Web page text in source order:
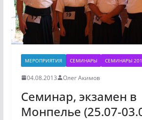
МЕРОПРИЯТИЯ СЕМИНАРЫ СЕМИНАРЫ
04.08.2013 Олег Акимов
Семинар, экзамен в
Монпелье (25.07-